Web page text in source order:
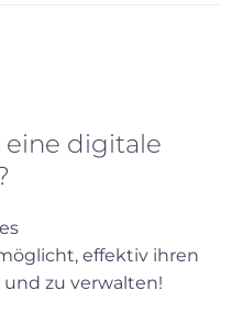
eine digitale
effektiv ihren
zu verwalten!